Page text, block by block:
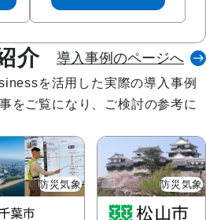
介 導入事例のページへ
を活用した実際の導入事例
をご覧になり、ご検討の参考に
防災気象 防災気象